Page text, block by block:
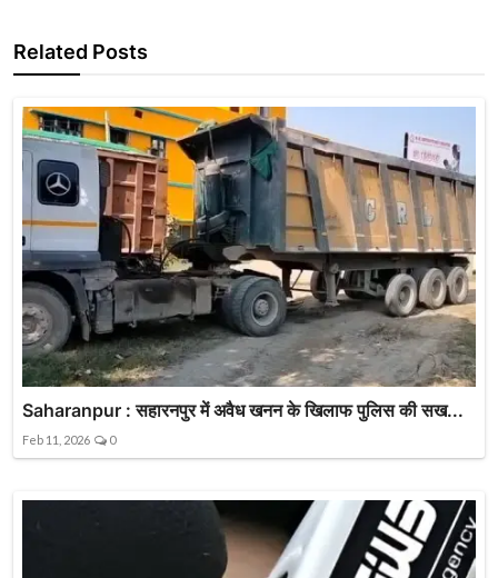
Related Posts
Saharanpur : सहारनपुर में अवैध खनन के खिलाफ पुलिस की सख...
Feb 11, 2026 0